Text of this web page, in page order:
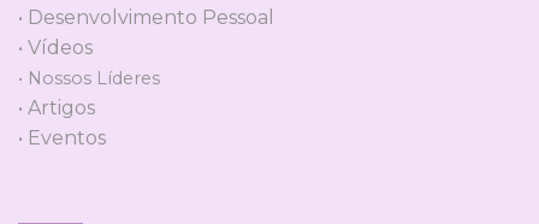
• Desenvolvimento Pessoal
• Vídeos
• Nossos Líderes
• Artigos
• Eventos